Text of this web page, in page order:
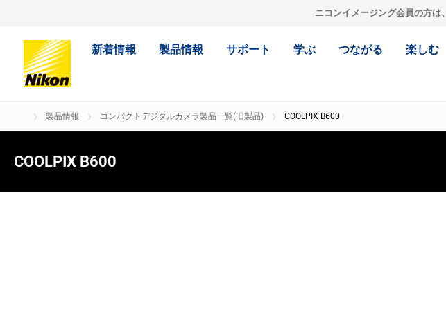
ニコンイメージング会員の方は、
新着情報 製品情報 サポート 学ぶ つながる 楽しむ
製品情報 コンパクトデジタルカメラ製品一覧(旧製品) COOLPIX B600
COOLPIX B600